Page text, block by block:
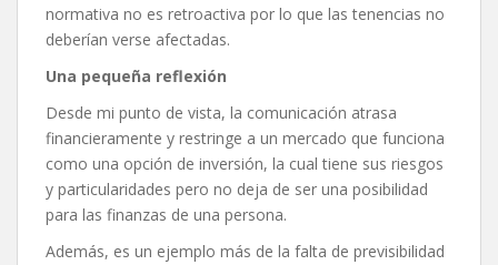
normativa no es retroactiva por lo que las tenencias no
deberían verse afectadas.
Una pequeña reflexión
Desde mi punto de vista, la comunicación atrasa
financieramente y restringe a un mercado que funciona
como una opción de inversión, la cual tiene sus riesgos
y particularidades pero no deja de ser una posibilidad
para las finanzas de una persona.
Además, es un ejemplo más de la falta de previsibilidad